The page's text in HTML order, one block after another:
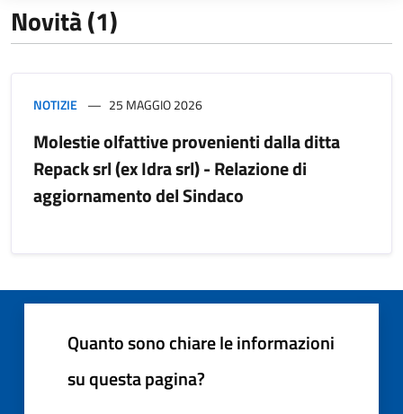
Novità (1)
NOTIZIE 25 MAGGIO 2026
Molestie olfattive provenienti dalla ditta
Repack srl (ex Idra srl) - Relazione di
aggiornamento del Sindaco
Quanto sono chiare le informazioni
su questa pagina?